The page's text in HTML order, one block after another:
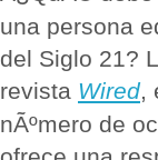
una persona
del Siglo 21?
revista Wired,
nÃºmero de